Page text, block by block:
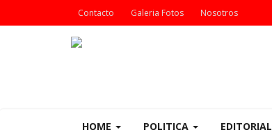
Contacto Galeria Fotos Nosotros
HOME POLITICA EDITORIAL